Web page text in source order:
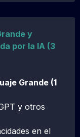
y
por la IA (3
Grande (1
y otros
en el